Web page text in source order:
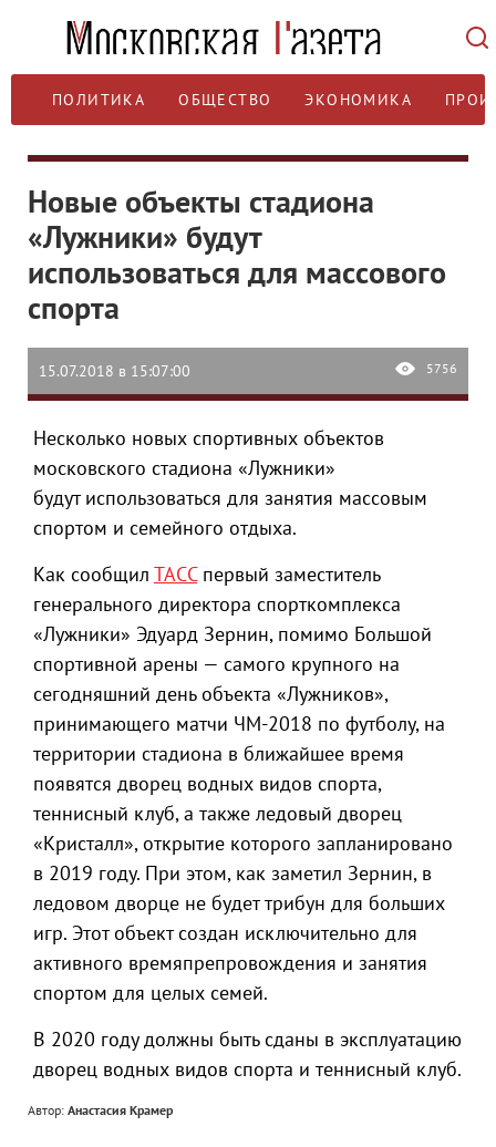
ПОЛИТИКА ОБЩЕСТВО ЭКОНОМИКА
Новые объекты стадиона
«Лужники» будут
использоваться для массового
спорта
15.07.2018 в 15:07:00 5756
Несколько новых спортивных объектов
московского стадиона «Лужники»
будут использоваться для занятия массовым
спортом и семейного отдыха.
Как сообщил ТАССпервый заместитель
генерального директора спорткомплекса
«Лужники» Эдуард Зернин, помимо Большой
спортивной арены — самого крупного на
сегодняшний день объекта «Лужников»,
принимающего матчи ЧМ-2018 по футболу, на
территории стадиона в ближайшее время
появятся дворец водных видов спорта,
теннисный клуб, а также ледовый дворец
«Кристалл», открытие которого запланировано
в 2019 году. При этом, как заметил Зернин, в
ледовом дворце не будет трибун для больших
игр. Этот объект создан исключительно для
активного времяпрепровождения и занятия
спортом для целых семей.
В 2020 году должны быть сданы в эксплуатацию
дворец водных видов спорта и теннисный клуб.
Автор: Анастасия Крамер